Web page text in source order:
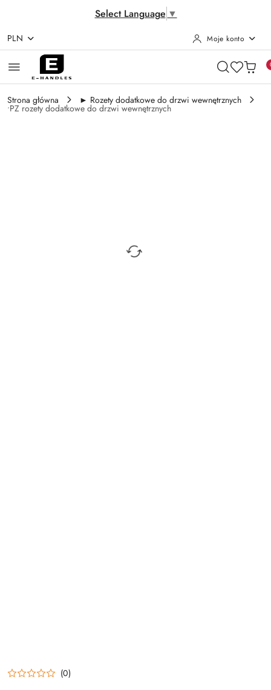
Select Language ▼
Przejdź do treści głównej
Przejdź do wyszukiwarki
Przejdź do moje konto
Przejdź do menu głównego
Przejdź do opisu produktu
Przejdź do stopki
PLN Moje konto
Strona główna ► Rozety dodatkowe do drzwi wewnętrznych
•PZ rozety dodatkowe do drzwi wewnętrznych
(0)